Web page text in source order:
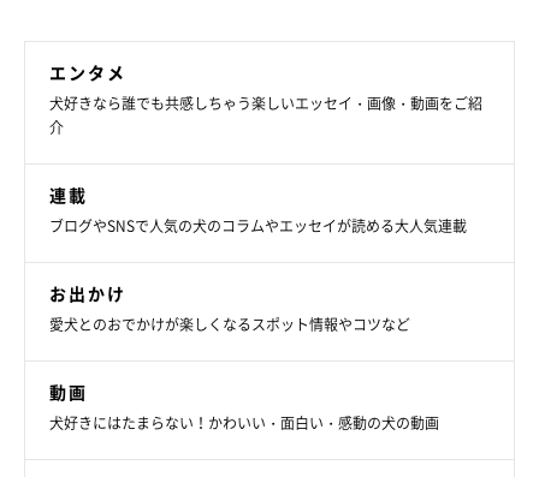
作者のブログとSNS
連載とは別の漫画が載っています。
・ブログ「こぐま犬と散歩〜元保護犬の漫画日記〜」
エンタメ
犬好きなら誰でも共感しちゃう楽しいエッセイ・画像・動画をご紹
介
連載
ブログやSNSで人気の犬のコラムやエッセイが読める大人気連載
お出かけ
愛犬とのおでかけが楽しくなるスポット情報やコツなど
動画
犬好きにはたまらない！かわいい・面白い・感動の犬の動画